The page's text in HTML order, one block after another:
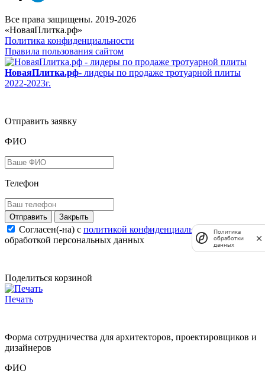
Все права защищены. 2019-2026
«НоваяПлитка.рф»
Политика конфиденциальности
Правила пользования сайтом
НоваяПлитка.рф- лидеры по продаже тротуарной плиты
2022-2023г.
Отправить заявку
ФИО
Телефон
Закрыть
Согласен(-на) c политикой конфиденциальностии
обработкой персональных данных
Поделиться корзиной
Печать
Форма сотрудничества для архитекторов, проектировщиков и
дизайнеров
ФИО
Политика
обработки
данных